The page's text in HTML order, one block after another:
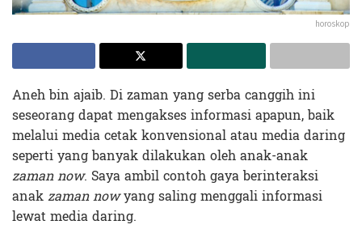
horoskop
Aneh bin ajaib. Di zaman yang serba canggih ini
seseorang dapat mengakses informasi apapun, baik
melalui media cetak konvensional atau media daring
seperti yang banyak dilakukan oleh anak-anak
zaman now. Saya ambil contoh gaya berinteraksi
anakzaman nowyang saling menggali informasi
lewat media daring.